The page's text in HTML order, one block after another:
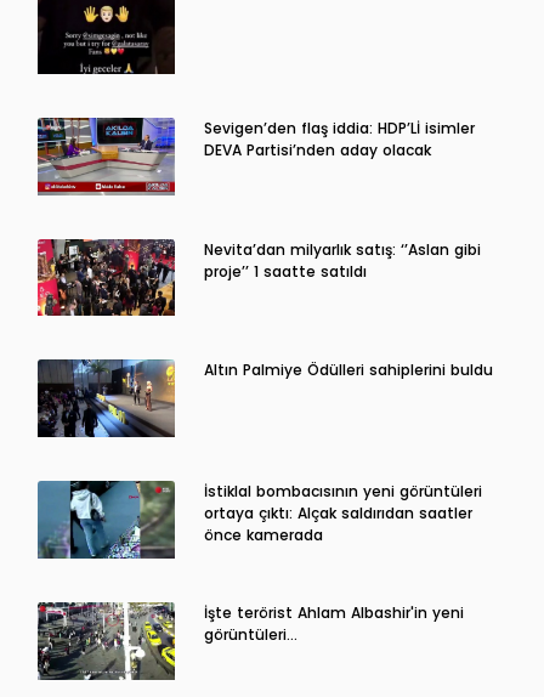
Sevigen’den flaş iddia: HDP’Lİ isimler
DEVA Partisi’nden aday olacak
Nevita’dan milyarlık satış: ‘’Aslan gibi
proje’’ 1 saatte satıldı
Altın Palmiye Ödülleri sahiplerini buldu
İstiklal bombacısının yeni görüntüleri
ortaya çıktı: Alçak saldırıdan saatler
önce kamerada
İşte terörist Ahlam Albashir'in yeni
görüntüleri…